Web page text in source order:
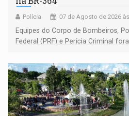
Polícia 07 de Agosto de 2026
Equipes do Corpo de Bombeiros,
Federal (PRF) e Perícia Criminal